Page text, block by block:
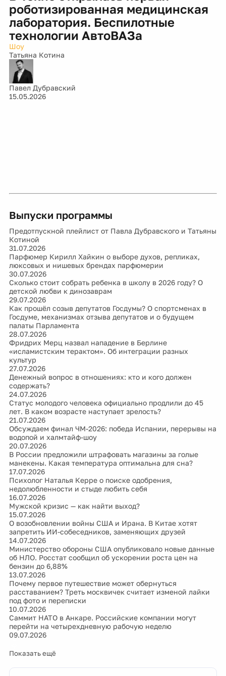
роботизированная медицинская
лаборатория. Беспилотные
технологии АвтоВАЗа
Шоу
Татьяна Котина
Павел Дубравский
15.05.2026
Выпуски программы
Предотпускной плейлист от Павла Дубравского и Татьяны
Котиной
31.07.2026
Парфюмер Кирилл Хайкин о выборе духов, репликах,
люксовых и нишевых брендах парфюмерии
30.07.2026
Сколько стоит собрать ребенка в школу в 2026 году? О
детской любви к динозаврам
29.07.2026
Как прошёл созыв депутатов Госдумы? О спортсменах в
Госдуме, механизмах отзыва депутатов и о будущем
палаты Парламента
28.07.2026
Фридрих Мерц назвал нападение в Берлине
«исламистским терактом». Об интеграции разных
культур
27.07.2026
Денежный вопрос в отношениях: кто и кого должен
содержать?
24.07.2026
Статус молодого человека официально продлили до 45
лет. В каком возрасте наступает зрелость?
21.07.2026
Обсуждаем финал ЧМ-2026: победа Испании, перерывы на
водопой и халмтайф-шоу
20.07.2026
В России предложили штрафовать магазины за голые
манекены. Какая температура оптимальна для сна?
17.07.2026
Психолог Наталья Керре о поиске одобрения,
недолюбленности и стыде любить себя
16.07.2026
Мужской кризис — как найти выход?
15.07.2026
О возобновлении войны США и Ирана. В Китае хотят
запретить ИИ-собеседников, заменяющих друзей
14.07.2026
Министерство обороны США опубликовало новые данные
об НЛО. Росстат сообщил об ускорении роста цен на
бензин до 6,88%
13.07.2026
Почему первое путешествие может обернуться
расставанием? Треть москвичек считает изменой лайки
под фото и переписки
10.07.2026
Саммит НАТО в Анкаре. Российские компании могут
перейти на четырехдневную рабочую неделю
09.07.2026
Показать ещё